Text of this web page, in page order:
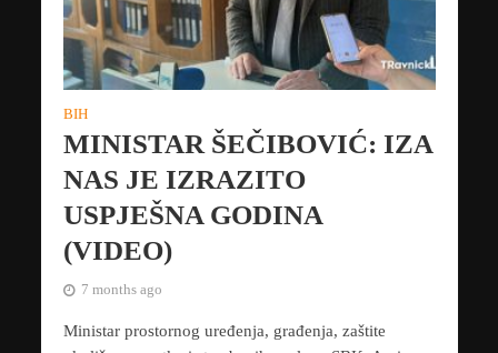
BIH
MINISTAR ŠEČIBOVIĆ: IZA
NAS JE IZRAZITO
USPJEŠNA GODINA
(VIDEO)
7 months ago
Ministar prostornog uređenja, građenja, zaštite